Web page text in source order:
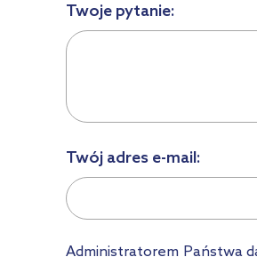
Twoje pytanie:
Twój adres e-mail:
Administratorem Państwa